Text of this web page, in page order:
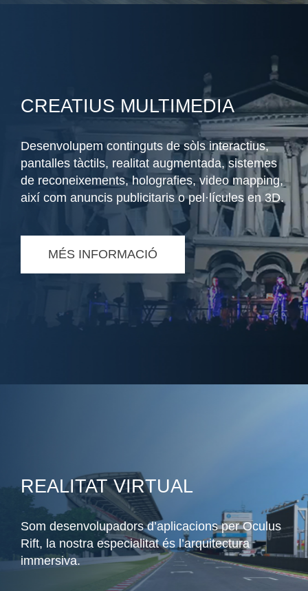
CREATIUS MULTIMEDIA
Desenvolupem continguts de sòls interactius,
pantalles tàctils, realitat augmentada, sistemes
de reconeixements, holografies, video mapping,
així com anuncis publicitaris o pel·lícules en 3D.
MÉS INFORMACIÓ
REALITAT VIRTUAL
Som desenvolupadors d’aplicacions per Oculus
Rift, la nostra especialitat és l’arquitectura
immersiva.